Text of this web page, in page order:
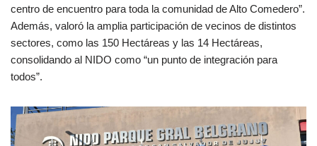
centro de encuentro para toda la comunidad de Alto Comedero”.
Además, valoró la amplia participación de vecinos de distintos
sectores, como las 150 Hectáreas y las 14 Hectáreas,
consolidando al NIDO como “un punto de integración para
todos”.